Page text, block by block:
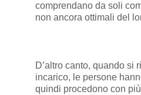
comprendano da soli
non ancora ottimali del
D’altro canto, quando si
incarico, le persone
quindi procedono con